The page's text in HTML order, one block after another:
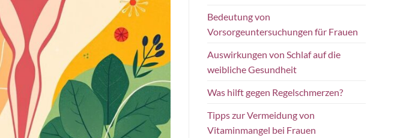
Bedeutung von
Vorsorgeuntersuchungen für Frauen
Auswirkungen von Schlaf auf die
weibliche Gesundheit
Was hilft gegen Regelschmerzen?
Tipps zur Vermeidung von
Vitaminmangel bei Frauen